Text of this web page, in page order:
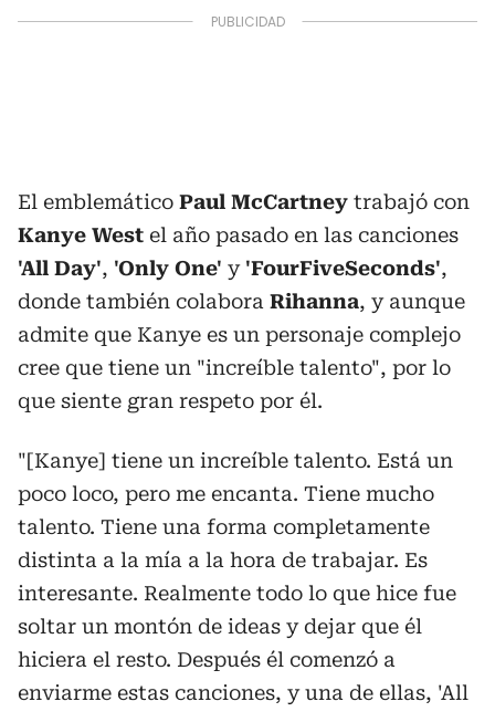
El emblemático Paul McCartney trabajó con
Kanye West el año pasado en las canciones
'All Day', 'Only One' y 'FourFiveSeconds',
donde también colabora Rihanna, y aunque
admite que Kanye es un personaje complejo
cree que tiene un "increíble talento", por lo
que siente gran respeto por él.
"[Kanye] tiene un increíble talento. Está un
poco loco, pero me encanta. Tiene mucho
talento. Tiene una forma completamente
distinta a la mía a la hora de trabajar. Es
interesante. Realmente todo lo que hice fue
soltar un montón de ideas y dejar que él
hiciera el resto. Después él comenzó a
enviarme estas canciones, y una de ellas, 'All